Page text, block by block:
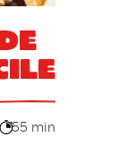
55 min